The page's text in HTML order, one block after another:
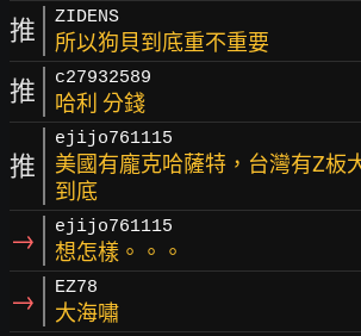
推 ZIDENS
所以狗貝到底重不重要
推 c27932589
哈利 分錢
推
ejijo761115
美國有龐克哈薩特，台灣有Z板
到底
→ ejijo761115
想怎樣。。。
→ EZ78
大海嘯